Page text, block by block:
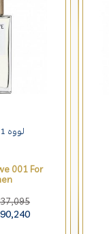
لووه 001 زنانه
001 For